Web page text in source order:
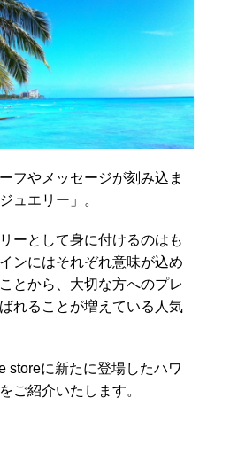
フやメッセージが刻み込ま
ュエリー」。
ーとして身に付けるのはも
ンにはそれぞれ意味が込め
とから、大切な方へのプレ
れることが増えている人気
storeに新たに登場したハワ
ご紹介いたします。